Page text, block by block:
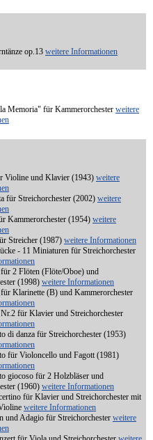
op.13 weitere Informationen
Memoria" für Kammerorchester weitere
Violine und Klavier (1943) weitere
für Streichorchester (2002) weitere
Kammerorchester (1954) weitere
Streicher (1987) weitere Informationen
- 11 Miniaturen für Streichorchester
2 Flöten (Flöte/Oboe) und
(1998) weitere Informationen
Klarinette (B) und Kammerorchester
für Klavier und Streichorchester
di danza für Streichorchester (1953)
für Violoncello und Fagott (1981)
giocoso für 2 Holzbläser und
(1960) weitere Informationen
für Klavier und Streichorchester mit
weitere Informationen
und Adagio für Streichorchester weitere